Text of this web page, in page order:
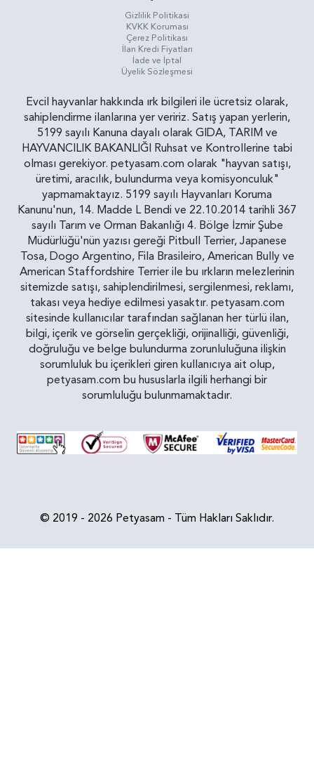
Gizlilik Politikasi
KVKK Koruması
Çerez Politikası
İlan Kredi Fiyatları
İade ve İptal
Üyelik Sözleşmesi
Evcil hayvanlar hakkında ırk bilgileri ile ücretsiz olarak,
sahiplendirme ilanlarına yer veririz. Satış yapan yerlerin,
5199 sayılı Kanuna dayalı olarak GIDA, TARIM ve
HAYVANCILIK BAKANLIĞI Ruhsat ve Kontrollerine tabi
olması gerekiyor. petyasam.com olarak "hayvan satışı,
üretimi, aracılık, bulundurma veya komisyonculuk"
yapmamaktayız. 5199 sayılı Hayvanları Koruma
Kanunu'nun, 14. Madde L Bendi ve 22.10.2014 tarihli 367
sayılı Tarım ve Orman Bakanlığı 4. Bölge İzmir Şube
Müdürlüğü'nün yazısı gereği Pitbull Terrier, Japanese
Tosa, Dogo Argentino, Fila Brasileiro, American Bully ve
American Staffordshire Terrier ile bu ırkların melezlerinin
sitemizde satışı, sahiplendirilmesi, sergilenmesi, reklamı,
takası veya hediye edilmesi yasaktır. petyasam.com
sitesinde kullanıcılar tarafından sağlanan her türlü ilan,
bilgi, içerik ve görselin gerçekliği, orijinalliği, güvenliği,
doğruluğu ve belge bulundurma zorunluluğuna ilişkin
sorumluluk bu içerikleri giren kullanıcıya ait olup,
petyasam.com bu hususlarla ilgili herhangi bir
sorumluluğu bulunmamaktadır.
© 2019 - 2026 Petyasam - Tüm Hakları Saklıdır.